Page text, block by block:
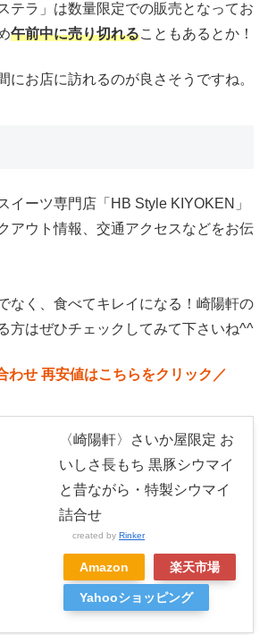
テラ」は数量限定での販売となってお
午前中に売り切れることもあるとか！
にお店に訪れるのが良さそうですね。
イーツ専門店「HB Style KIYOKEN」
アウト情報、交通アクセスなどをお伝
なく、食べてキレイになる！崎陽軒の
方はぜひチェックしてみて下さいね^^
わせ 再安値はこちらをクリック／
〈崎陽軒〉さいか屋限定 お
いしさ長もち 黒豚シウマイ
と昔ながら・特製シウマイ
詰合せ
created by Rinker
Amazon 楽天市場
Yahooショッピング